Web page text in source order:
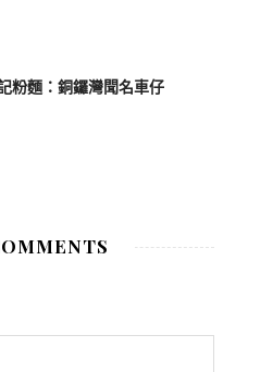
粉麵：銅鑼灣聞名車仔